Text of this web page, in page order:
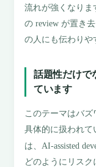
流れが強くなりま
の review が置き
の人にも伝わりや
話題性だけで
ています
このテーマはバ
具体的に扱われて
は、AI-assisted
どのようにリス